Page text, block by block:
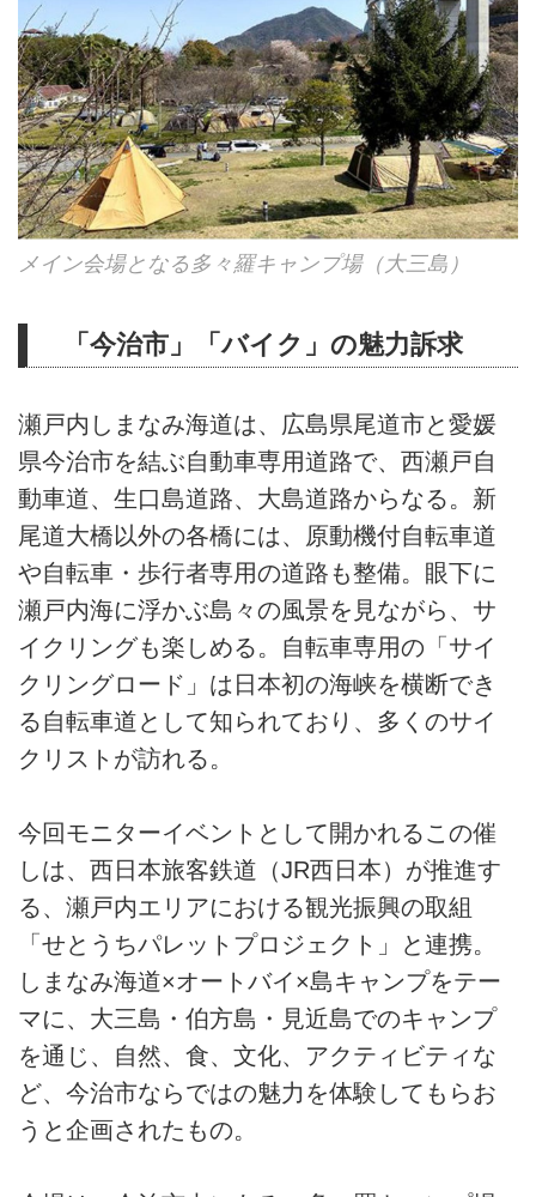
メイン会場となる多々羅キャンプ場（大三島）
「今治市」「バイク」の魅力訴求
瀬戸内しまなみ海道は、広島県尾道市と愛媛
県今治市を結ぶ自動車専用道路で、西瀬戸自
動車道、生口島道路、大島道路からなる。新
尾道大橋以外の各橋には、原動機付自転車道
や自転車・歩行者専用の道路も整備。眼下に
瀬戸内海に浮かぶ島々の風景を見ながら、サ
イクリングも楽しめる。自転車専用の「サイ
クリングロード」は日本初の海峡を横断でき
る自転車道として知られており、多くのサイ
クリストが訪れる。
今回モニターイベントとして開かれるこの催
しは、西日本旅客鉄道（JR西日本）が推進す
る、瀬戸内エリアにおける観光振興の取組
「せとうちパレットプロジェクト」と連携。
しまなみ海道×オートバイ×島キャンプをテー
マに、大三島・伯方島・見近島でのキャンプ
を通じ、自然、食、文化、アクティビティな
ど、今治市ならではの魅力を体験してもらお
うと企画されたもの。